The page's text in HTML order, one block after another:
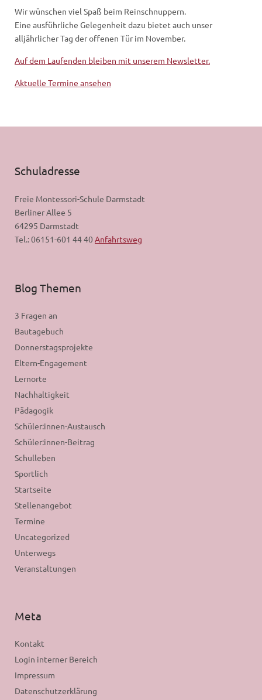
Wir wünschen viel Spaß beim Reinschnuppern.
Eine ausführliche Gelegenheit dazu bietet auch unser
alljährlicher Tag der offenen Tür im November.
Auf dem Laufenden bleiben mit unserem Newsletter.
Aktuelle Termine ansehen
Schuladresse
Freie Montessori-Schule Darmstadt
Berliner Allee 5
64295 Darmstadt
Tel.: 06151-601 44 40Anfahrtsweg
Blog Themen
3 Fragen an
Bautagebuch
Donnerstagsprojekte
Eltern-Engagement
Lernorte
Nachhaltigkeit
Pädagogik
Schüler:innen-Austausch
Schüler:innen-Beitrag
Schulleben
Sportlich
Startseite
Stellenangebot
Termine
Uncategorized
Unterwegs
Veranstaltungen
Meta
Kontakt
Login interner Bereich
Impressum
Datenschutzerklärung